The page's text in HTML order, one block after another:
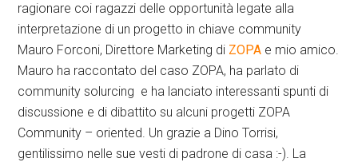
ragionare coi ragazzi delle opportunità legate alla
interpretazione di un progetto in chiave community
Mauro Forconi, Direttore Marketing di ZOPA e mio amico.
Mauro ha raccontato del caso ZOPA, ha parlato di
community solurcing e ha lanciato interessanti spunti di
discussione e di dibattito su alcuni progetti ZOPA
Community – oriented. Un grazie a Dino Torrisi,
gentilissimo nelle sue vesti di padrone di casa :-). La